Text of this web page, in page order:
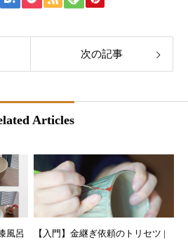
次の記事
Articles
風呂
【入門】金継ぎ依頼のトリセツ |